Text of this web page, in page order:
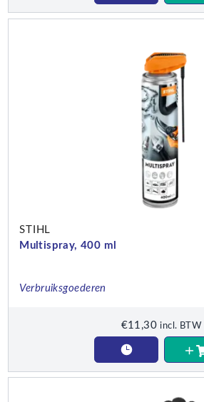
STIHL
Multispray, 400 ml
Verbruiksgoederen
€11,30 incl. BTW